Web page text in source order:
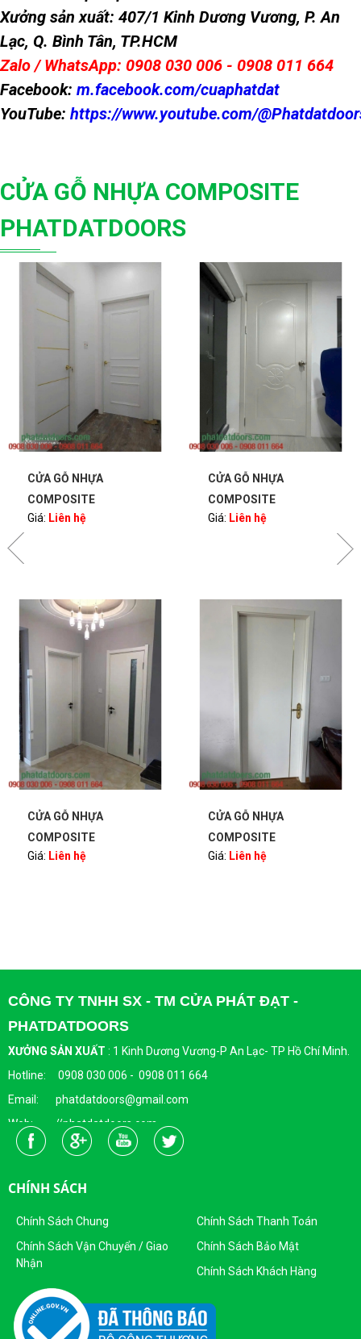
Xưởng sản xuất: 407/1 Kinh Dương Vương, P. An
Lạc, Q. Bình Tân, TP.HCM
Zalo / WhatsApp: 0908 030 006 - 0908 011 664
Facebook: m.facebook.com/cuaphatdat
YouTube: https://www.youtube.com/
CỬA GỖ NHỰA COMPOSITE
PHATDATDOORS
CỬA GỖ NHỰA
COMPOSITE
PHATDATDOORS
Giá: Liên hệ
CỬA GỖ NHỰA
COMPOSITE
PHATDATDOORS
Giá: Liên hệ
CỬA GỖ NHỰA
COMPOSITE
PHATDATDOORS
Giá: Liên hệ
CỬA GỖ NHỰA
COMPOSITE
PHATDATDOORS
Giá: Liên hệ
CÔNG TY TNHH SX - TM CỬA PHÁT ĐẠT -
PHATDATDOORS
XƯỞNG SẢN XUẤT : 1 Kinh Dương Vương-P An Lạc- TP Hồ Chí Minh.
Hotline: 0908 030 006 - 0908 011 664
Email: phatdatdoors@gmail.com
Web: //phatdatdoors.com
Fanpage : https://www.facebook.com/cuaphatdat
DKKD: 0313215412
Ngày Cấp: 16/04/2015
Nơi Cấp: Sở KHĐT Thành Phố Hồ Chí Minh
Sản Phẩm Của Công Ty TNHH SX - TM CỬA PHÁT ĐẠT
CHÍNH SÁCH
Chính Sách Chung
Chính Sách Thanh Toán
Chính Sách Vận Chuyển / Giao
Nhận
Chính Sách Bảo Mật
Chính Sách Khách Hàng